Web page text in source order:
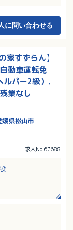
に問い合わせる
家すずらん】
動車運転免
ルパー2級）,
業なし
媛県松山市
求人No.67688
務から切り離